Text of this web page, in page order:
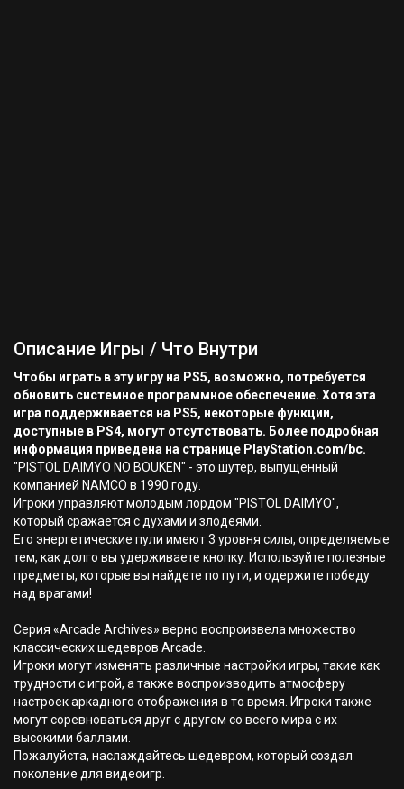
Описание Игры / Что Внутри
Чтобы играть в эту игру на PS5, возможно, потребуется
обновить системное программное обеспечение. Хотя эта
игра поддерживается на PS5, некоторые функции,
доступные в PS4, могут отсутствовать. Более подробная
информация приведена на странице PlayStation.com/bc.
"PISTOL DAIMYO NO BOUKEN" - это шутер, выпущенный
компанией NAMCO в 1990 году.
Игроки управляют молодым лордом "PISTOL DAIMYO",
который сражается с духами и злодеями.
Его энергетические пули имеют 3 уровня силы, определяемые
тем, как долго вы удерживаете кнопку. Используйте полезные
предметы, которые вы найдете по пути, и одержите победу
над врагами!
Серия «Arcade Archives» верно воспроизвела множество
классических шедевров Arcade.
Игроки могут изменять различные настройки игры, такие как
трудности с игрой, а также воспроизводить атмосферу
настроек аркадного отображения в то время. Игроки также
могут соревноваться друг с другом со всего мира с их
высокими баллами.
Пожалуйста, наслаждайтесь шедевром, который создал
поколение для видеоигр.